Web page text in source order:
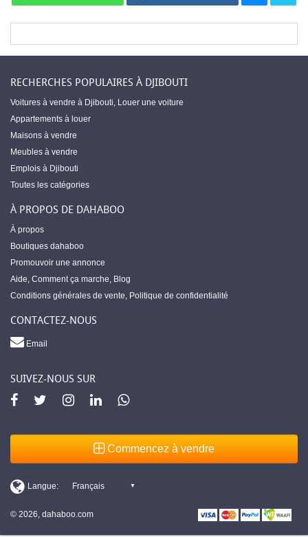
RECHERCHES POPULAIRES À DJIBOUTI
Voitures à vendre à Djibouti, Louer une voiture
Appartements à louer
Maisons à vendre
Meubles à vendre
Emplois à Djibouti
Toutes les catégories
À PROPOS DE DAHABOO
À propos
Boutiques dahaboo
Promouvoir une annonce
Aide, Comment ça marche, Blog
Conditions générales de vente, Politique de confidentialité
CONTACTEZ-NOUS
Email
SUIVEZ-NOUS SUR
Commencez à vendre
© 2026, dahaboo.com